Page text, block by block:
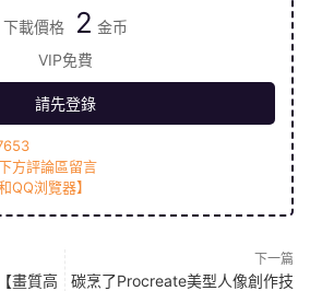
下載價格 2 金币
VIP免費
請先登錄
方評論區留言
QQ浏覽器】
畫質高
下一篇
碳烹了Procreate美型人像創作技